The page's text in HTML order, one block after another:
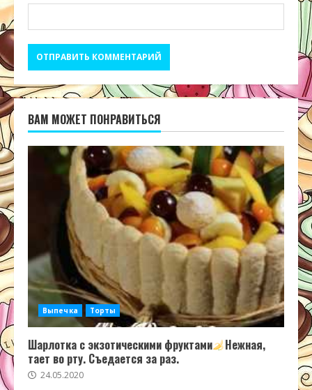
ВАМ МОЖЕТ ПОНРАВИТЬСЯ
Выпечка Торты
Шарлотка с экзотическими фруктами
Нежная,
тает во рту. Съедается за раз.
24.05.2020